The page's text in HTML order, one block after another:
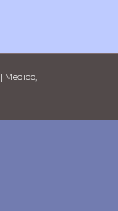
Medico,